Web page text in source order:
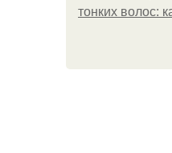
тонких волос: